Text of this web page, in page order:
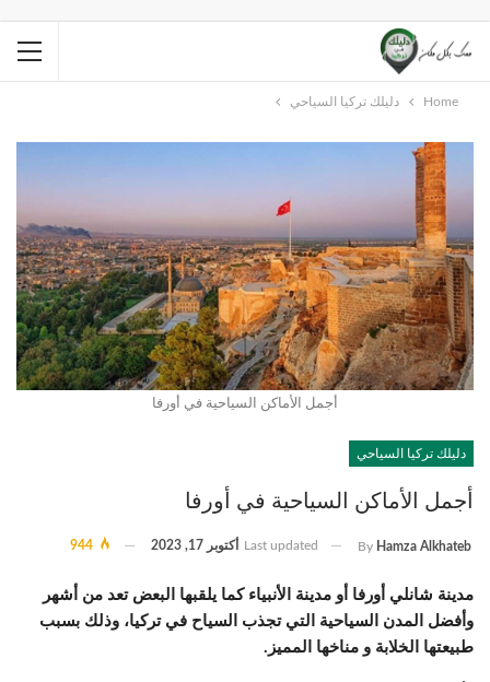
Home دليلك تركيا السياحي
أجمل الأماكن السياحية في أورفا
دليلك تركيا السياحي
أجمل الأماكن السياحية في أورفا
By Hamza Alkhateb
Last updated أكتوبر 17, 2023
مدينة شانلي أورفا أو مدينة الأنبياء كما يلقبها البعض تعد من أشهر
وأفضل المدن السياحية التي تجذب السياح في تركيا، وذلك بسبب
طبيعتها الخلابة و مناخها المميز.